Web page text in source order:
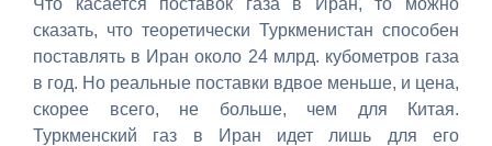
Что касается поставок газа в Иран, то можно
сказать, что теоретически Туркменистан способен
поставлять в Иран около 24 млрд. кубометров газа
в год. Но реальные поставки вдвое меньше, и цена,
скорее всего, не больше, чем для Китая.
Туркменский газ в Иран идет лишь для его